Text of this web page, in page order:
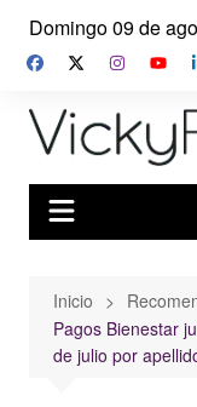
Saltar
contenido
Domingo 09 de
Inicio
Pagos Bienestar
de julio por